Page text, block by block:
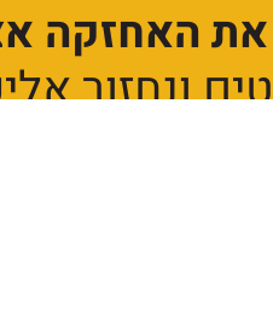
את האחזקה
ונחזור